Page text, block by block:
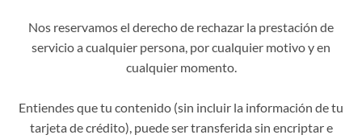
Nos reservamos el derecho de rechazar la prestación de
servicio a cualquier persona, por cualquier motivo y en
cualquier momento.
Entiendes que tu contenido (sin incluir la información de tu
tarjeta de crédito), puede ser transferida sin encriptar e